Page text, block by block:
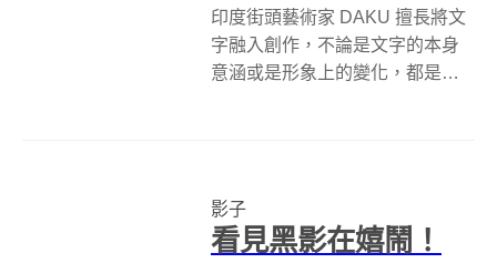
印度街頭藝術家 DAKU 擅長將文
字融入創作，不論是文字的本身
意涵或是形象上的變化，都是他
間的關係，也照映...
影子
看見黑影在嬉鬧！